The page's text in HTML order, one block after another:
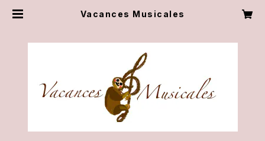
Vacances Musicales